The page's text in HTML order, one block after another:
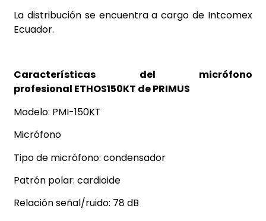
La distribución se encuentra a cargo de Intcomex
Ecuador.
Características del micrófono
profesional ETHOS150KT de PRIMUS
Modelo: PMI-150KT
Micrófono
Tipo de micrófono: condensador
Patrón polar: cardioide
Relación señal/ruido: 78 dB